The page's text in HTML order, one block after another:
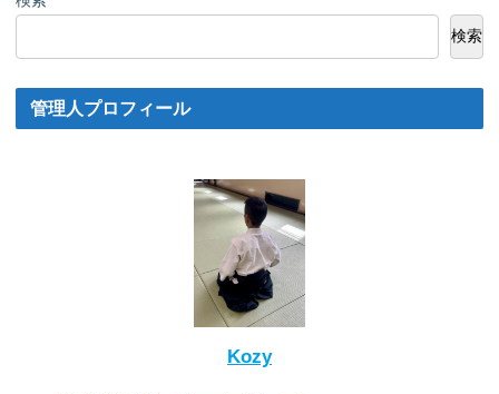
検索
管理人プロフィール
Kozy